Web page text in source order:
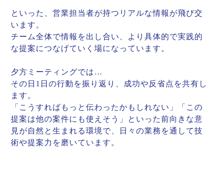
といった、営業担当者が持つリアルな情報が飛び交
います。
チーム全体で情報を出し合い、より具体的で実践的
な提案につなげていく場になっています。
夕方ミーティングでは…
その日1日の行動を振り返り、成功や反省点を共有し
ます。
「こうすればもっと伝わったかもしれない」「この
提案は他の案件にも使えそう」といった前向きな意
見が自然と生まれる環境で、日々の業務を通して技
術や提案力を磨いています。